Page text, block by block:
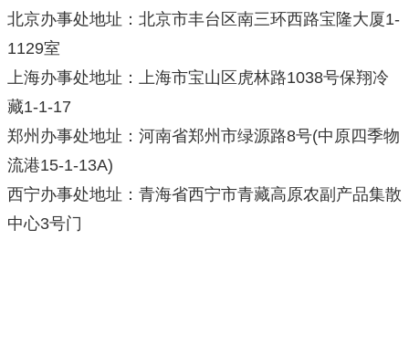
北京办事处地址：北京市丰台区南三环西路宝隆大厦1-
1129室
上海办事处地址：上海市宝山区虎林路1038号保翔冷
藏1-1-17
郑州办事处地址：河南省郑州市绿源路8号(中原四季物
流港15-1-13A)
西宁办事处地址：青海省西宁市青藏高原农副产品集散
中心3号门